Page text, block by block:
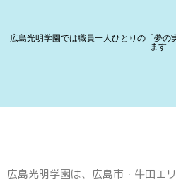
広島光明学園では職員一人ひとりの「夢
ます
広島光明学園は、広島市・牛田エ